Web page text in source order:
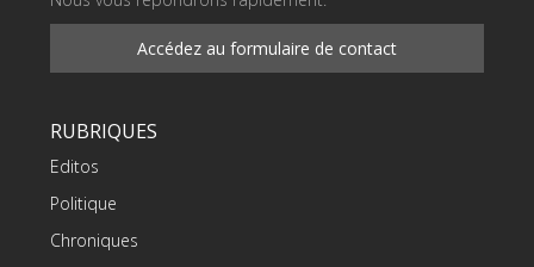
Accédez au formulaire de contact
RUBRIQUES
Editos
Politique
Chroniques